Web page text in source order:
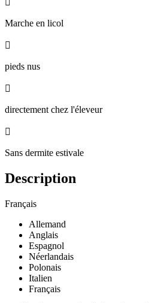
Marche en licol

pieds nus

directement chez l'éleveur

Sans dermite estivale
Description
Français
Allemand
Anglais
Espagnol
Néerlandais
Polonais
Italien
Français